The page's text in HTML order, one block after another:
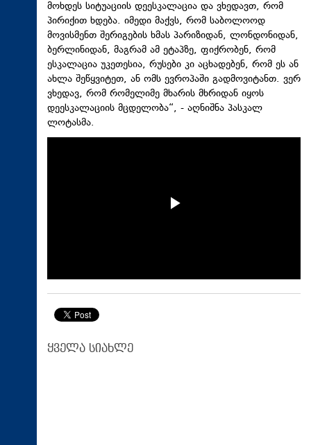
მოხდეს სიტუაციის დეესკალაცია და ვხედავთ, რომ
პირიქით ხდება. იმედი მაქვს, რომ საბოლოოდ
მოვისმენთ შერიგების ხმას პარიზიდან, ლონდონიდან,
ბერლინიდან, მაგრამ ამ ეტაპზე, ფიქრობენ, რომ
ესკალაცია უკეთესია, რუსები კი აცხადებენ, რომ ეს ან
ახლა შეწყვიტეთ, ან ომს ევროპაში გადმოვიტანთ. ვერ
ვხედავ, რომ რომელიმე მხარის მხრიდან იყოს
დეესკალაციის მცდელობა“, - აღნიშნა პასკალ
ლოტასმა.
ყველა სიახლე